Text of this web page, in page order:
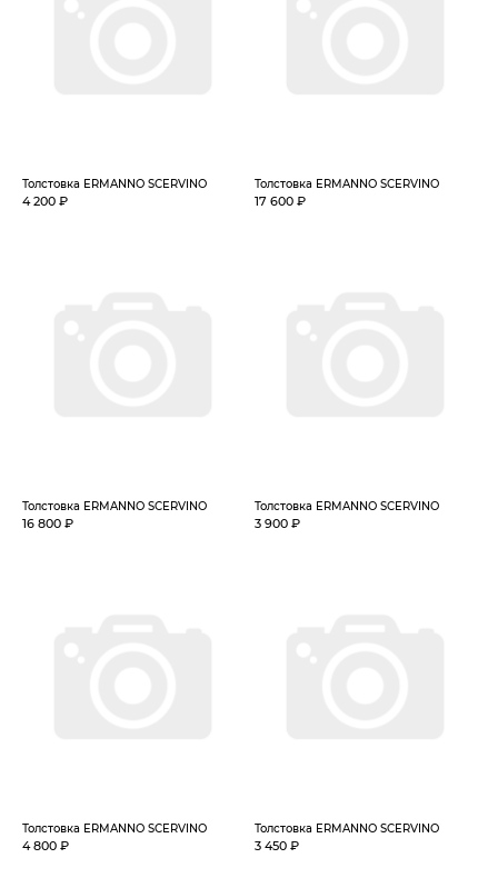
Толстовка ERMANNO SCERVINO
4 200 ₽
Толстовка ERMANNO SCERVINO
17 600 ₽
Толстовка ERMANNO SCERVINO
16 800 ₽
Толстовка ERMANNO SCERVINO
3 900 ₽
Толстовка ERMANNO SCERVINO
4 800 ₽
Толстовка ERMANNO SCERVINO
3 450 ₽